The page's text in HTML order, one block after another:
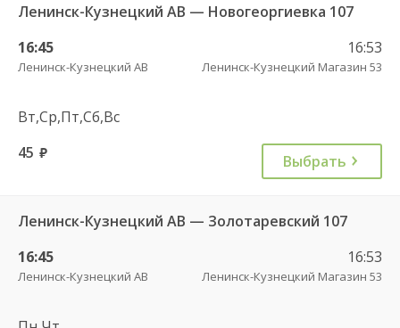
Ленинск-Кузнецкий АВ — Новогеоргиевка 107
16:45
Ленинск-Кузнецкий АВ
16:53
Ленинск-Кузнецкий Магазин 53
Вт,Ср,Пт,Сб,Вс
45 руб. Выбрать
Ленинск-Кузнецкий АВ — Золотаревский 107
16:45
Ленинск-Кузнецкий АВ
16:53
Ленинск-Кузнецкий Магазин 53